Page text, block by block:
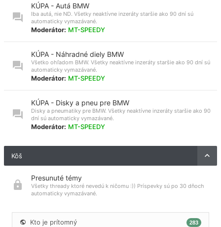
KÚPA - Autá BMW
Iba autá, nie ND. Všetky neaktívne inzeráty staršie ako 90 dní sú
automaticky vymazávané.
Moderátor: MT-SPEEDY
KÚPA - Náhradné diely BMW
Všetko ohľadom BMW. Všetky neaktívne inzeráty staršie ako 90 dní sú
automaticky vymazávané.
Moderátor: MT-SPEEDY
KÚPA - Disky a pneu pre BMW
Disky a pneumatiky pre BMW. Všetky neaktívne inzeráty staršie ako 90
dní sú automaticky vymazávané.
Moderátor: MT-SPEEDY
Kôš
Presunuté témy
Všetky thready ktoré nevedú k ničomu :)) Príspevky sú po 30 dňoch
automaticky vymazávané.
Kto je prítomný 283